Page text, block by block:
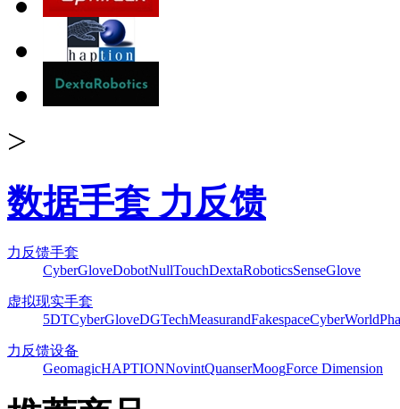
>
数据手套 力反馈
力反馈手套
CyberGloveDobotNullTouchDextaRoboticsSenseGlove
虚拟现实手套
5DTCyberGloveDGTechMeasurandFakespaceCyberWorld
力反馈设备
GeomagicHAPTIONNovintQuanserMoogForce Dimension